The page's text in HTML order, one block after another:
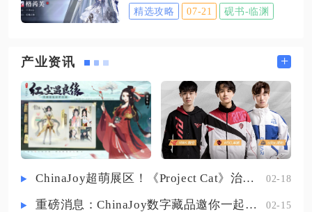
的过渡胚子，养成成本可控，资质
天生自带高级再生、高级飞行与高
级幸运，不需要花费大量银币洗资
质，攻击资质达到1400、成长高于
1.24就可以投入
类型搭配对应输出角色、把控技能
公会战的核心思路。白色能量盾是
前期最常见的护盾，本质等同于额
外独立血条，所有伤害均可削减护
盾数值，射击类普攻还能造成双倍
破盾伤害，技能法术伤害效率仅为
用诺克斯、娜恰等高频普攻输出角
精选攻略 07-21 砚书-临渊
产业资讯 +
ChinaJoy超萌展区！《Project Cat》治愈猫咪吸引一众铲屎官 02-18
重磅消息：ChinaJoy数字藏品邀你一起评选 02-15